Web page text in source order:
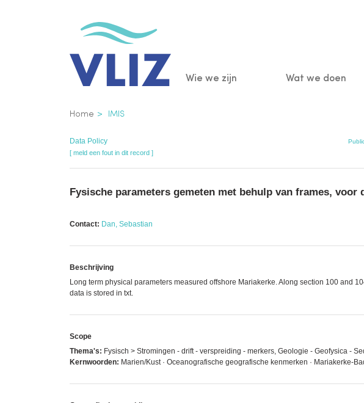
Main
Wie we zijn Wat we doen
Kruimelpad
Home IMIS
Data Policy
[ meld een fout in dit record ]
Fysische parameters gemeten met behulp van frames, voor
Contact: Dan, Sebastian
Beschrijving
Long term physical parameters measured offshore Mariakerke. Along section 100 and
data is stored in txt.
Scope
Thema's: Fysisch > Stromingen - drift - verspreiding - merkers, Geologie - Geofysica -
Kernwoorden: Marien/Kust · Oceanografische geografische kenmerken · Mariakerke-